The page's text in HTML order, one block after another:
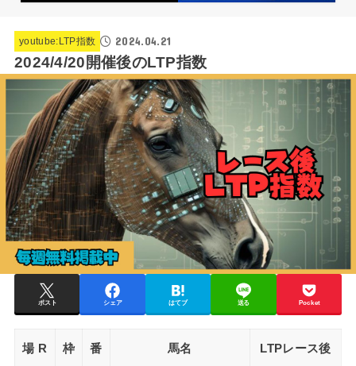
youtube:LTP指数 2024.04.21
2024/4/20開催後のLTP指数
ポスト シェア はてブ 送る Pocket
場 R 枠 番 馬名 LTPレース後